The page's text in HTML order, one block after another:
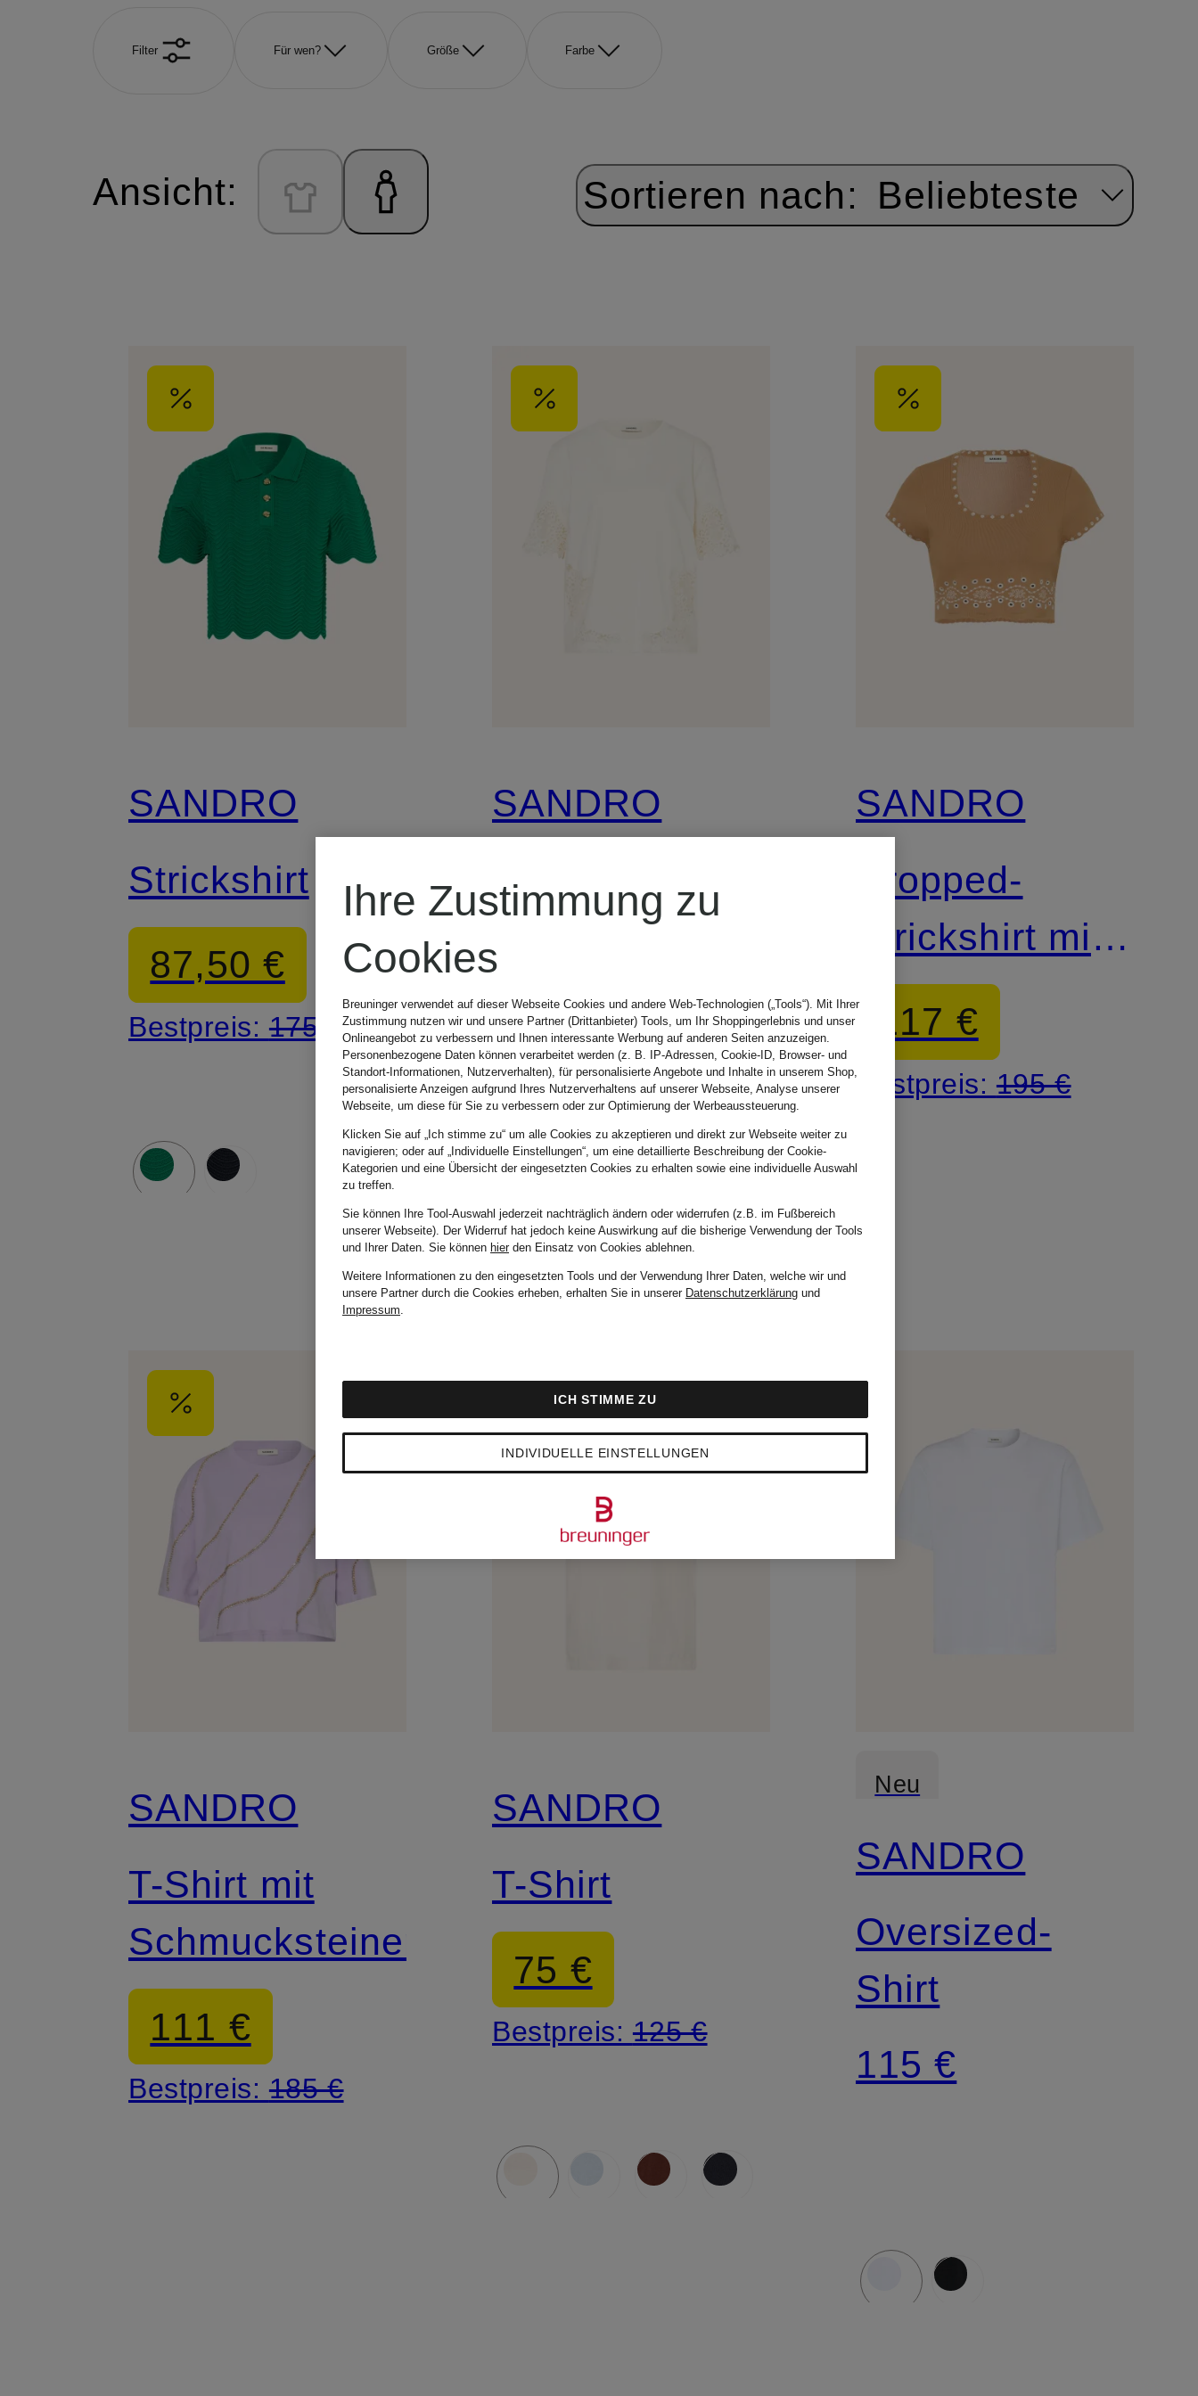
Filter Für wen? Größe Farbe
Ansicht: Sortieren nach: Beliebteste
SANDRO
Strickshirt
87,50 €
Bestpreis: 175 €
SANDRO
T-Shirt mit
101,50 €
Bestpreis:145 €
SANDRO
Cropped-
Strickshirt mit
Lochspitze
117 €
Bestpreis: 195 €
SANDRO
T-Shirt mit
Schmucksteinen
111 €
Bestpreis: 185 €
SANDRO
T-Shirt
75 €
Bestpreis: 125 €
Neu
SANDRO
Oversized-
Shirt
115 €
Ihre Zustimmung zu
Cookies
Breuninger verwendet auf dieser Webseite Cookies und andere Web-Technologien („Tools“). Mit Ihrer
Zustimmung nutzen wir und unsere Partner (Drittanbieter) Tools, um Ihr Shoppingerlebnis und unser
Onlineangebot zu verbessern und Ihnen interessante Werbung auf anderen Seiten anzuzeigen.
Personenbezogene Daten können verarbeitet werden (z. B. IP-Adressen, Cookie-ID, Browser- und
Standort-Informationen, Nutzerverhalten), für personalisierte Angebote und Inhalte in unserem Shop,
personalisierte Anzeigen aufgrund Ihres Nutzerverhaltens auf unserer Webseite, Analyse unserer
Webseite, um diese für Sie zu verbessern oder zur Optimierung der Werbeaussteuerung.
Klicken Sie auf „Ich stimme zu“ um alle Cookies zu akzeptieren und direkt zur Webseite weiter zu
navigieren; oder auf „Individuelle Einstellungen“, um eine detaillierte Beschreibung der Cookie-
Kategorien und eine Übersicht der eingesetzten Cookies zu erhalten sowie eine individuelle Auswahl
zu treffen.
Sie können Ihre Tool-Auswahl jederzeit nachträglich ändern oder widerrufen (z.B. im Fußbereich
unserer Webseite). Der Widerruf hat jedoch keine Auswirkung auf die bisherige Verwendung der Tools
und Ihrer Daten. Sie können hierden Einsatz von Cookies ablehnen.
Weitere Informationen zu den eingesetzten Tools und der Verwendung Ihrer Daten, welche wir und
unsere Partner durch die Cookies erheben, erhalten Sie in unserer Datenschutzerklärung und
Impressum.
INDIVIDUELLE EINSTELLUNGEN
ICH STIMME ZU